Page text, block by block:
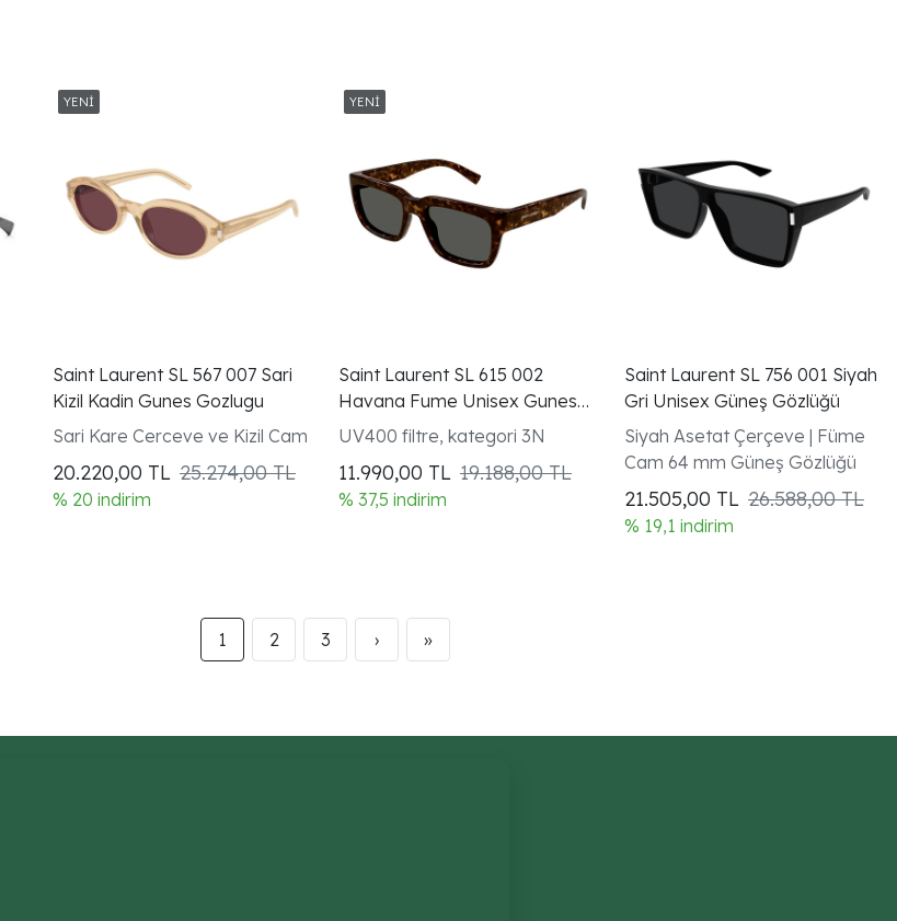
Saint Laurent SL 567 007 Sari
Kizil Kadin Gunes Gozlugu
Sari Kare Cerceve ve Kizil Cam
20.220,00 TL 25.274,00 TL
% 20 indirim
Saint Laurent SL 615 002
Havana Fume Unisex Gunes
Gozlugu
UV400 filtre, kategori 3N
11.990,00 TL 19.188,00 TL
% 37,5 indirim
Saint Laurent SL 756 001 Siyah
Gri Unisex Güneş Gözlüğü
Siyah Asetat Çerçeve | Füme
Cam 64 mm Güneş Gözlüğü
21.505,00 TL 26.588,00 TL
% 19,1 indirim
1 2 3 › »